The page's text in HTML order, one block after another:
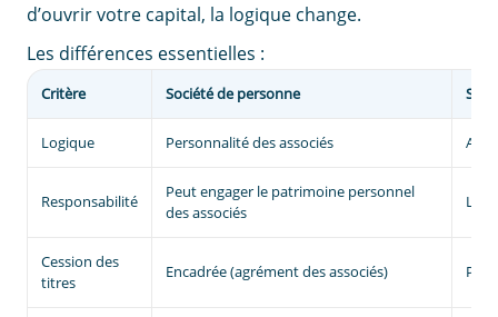
d’ouvrir votre capital, la logique change.
Les différences essentielles :
Critère Société de personne
Logique Personnalité des associés
Responsabilité
Peut engager le patrimoine personnel
des associés
Cession des
titres
Encadrée (agrément des associés)